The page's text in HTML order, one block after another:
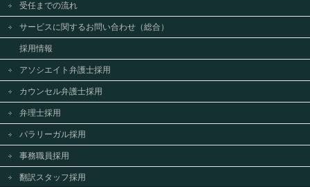
受任までの流れ
サービスに関するお問い合わせ（総合）
採用情報
アソシエイト弁護士採用
カウンセル弁護士採用
弁理士採用
パラリーガル採用
事務職員採用
翻訳スタッフ採用